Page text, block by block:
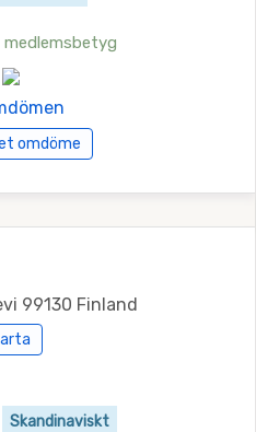
medlemsbetyg
omdöme
99130 Finland
Skandinaviskt